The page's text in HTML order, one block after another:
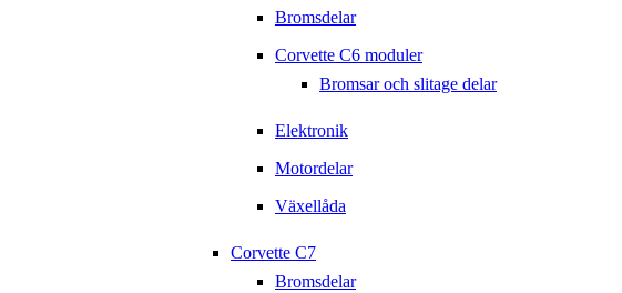
Bromsdelar
Corvette C6 moduler
Bromsar och slitage delar
Elektronik
Motordelar
Växellåda
Corvette C7
Bromsdelar